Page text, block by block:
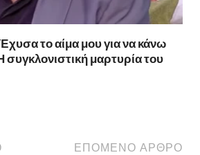
το αίμα μου για να κάνω
συγκλονιστική μαρτυρία του
ΕΠΌΜΕΝΟ ΆΡΘΡΟ